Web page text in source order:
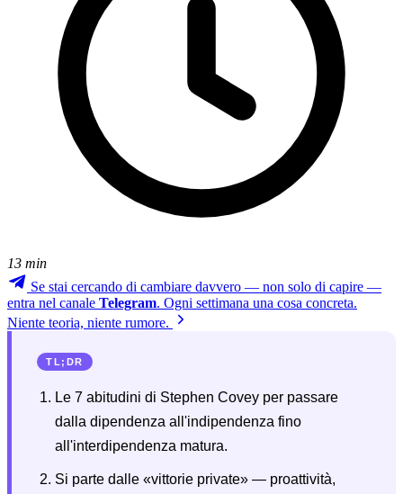
13 min
Se stai cercando di cambiare davvero — non solo di capire —
entra nel canale Telegram. Ogni settimana una cosa concreta.
Niente teoria, niente rumore.
TL;DR
Le 7 abitudini di Stephen Covey per passare
dalla dipendenza all'indipendenza fino
all'interdipendenza matura.
Si parte dalle «vittorie private» — proattività,